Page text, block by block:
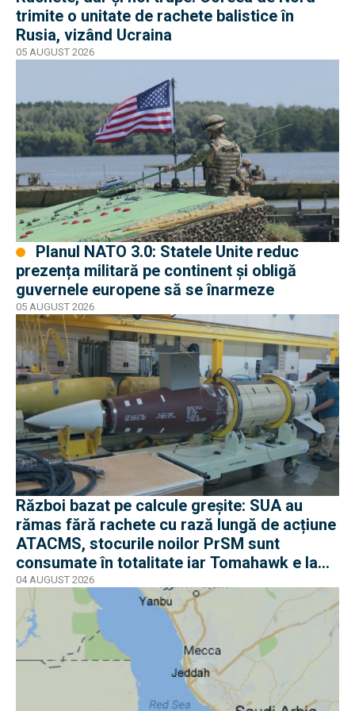
trimite o unitate de rachete balistice în
Rusia, vizând Ucraina
05 AUGUST 2026
prezența militară pe continent și obligă
guvernele europene să se înarmeze
05 AUGUST 2026
Război bazat pe calcule greșite: SUA au
rămas fără rachete cu rază lungă de acțiune
ATACMS, stocurile noilor PrSM sunt
consumate în totalitate iar Tomahawk e la
jumătate
04 AUGUST 2026